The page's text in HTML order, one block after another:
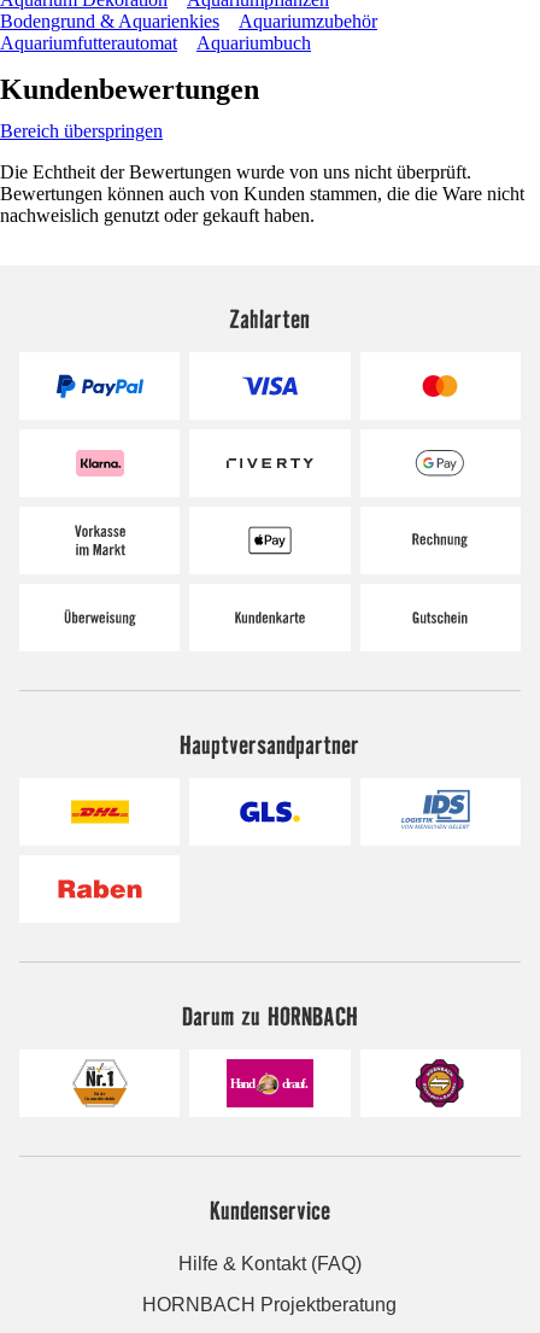
Bodengrund & Aquarienkies
Aquariumzubehör
Aquariumfutterautomat
Aquariumbuch
Kundenbewertungen
Bereich überspringen
Die Echtheit der Bewertungen wurde von uns nicht überprüft.
Bewertungen können auch von Kunden stammen, die die Ware nicht
nachweislich genutzt oder gekauft haben.
Zahlarten
Hauptversandpartner
Darum zu HORNBACH
Kundenservice
Hilfe & Kontakt (FAQ)
HORNBACH Projektberatung